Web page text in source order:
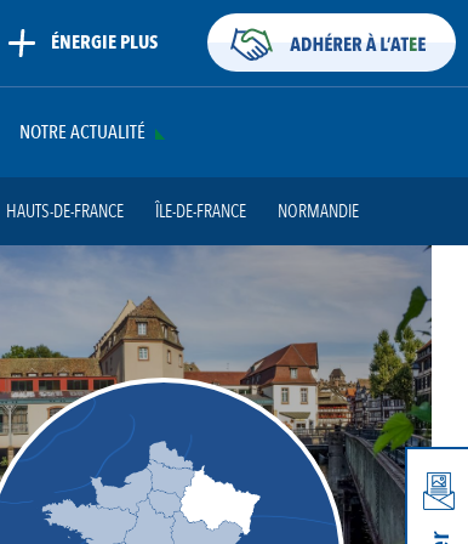
ÉNERGIE PLUS
NOTRE ACTUALITÉ
HAUTS-DE-FRANCE ÎLE-DE-FRANCE
NORMANDIE